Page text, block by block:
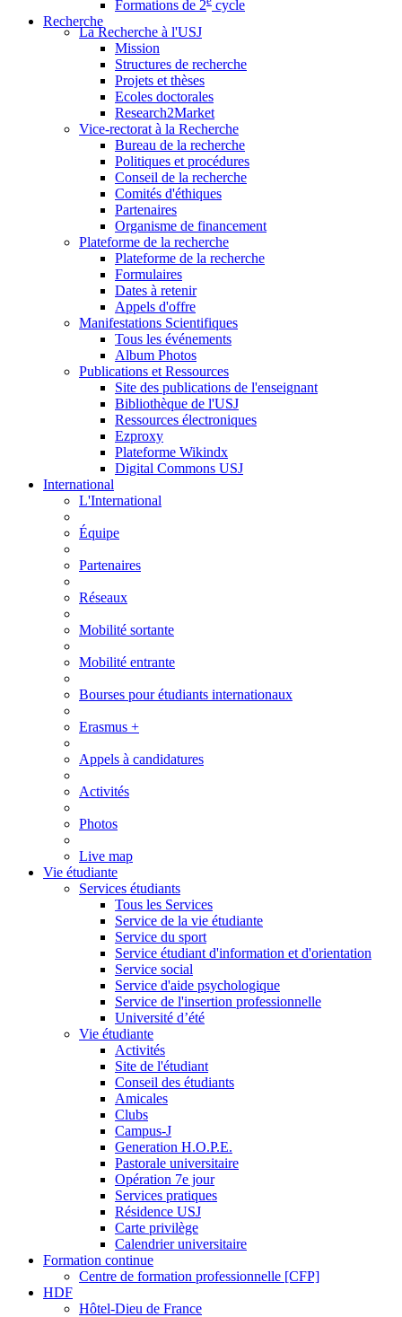
Formations de 2
cycle
Recherche
La Recherche à l'USJ
Mission
Structures de recherche
Projets et thèses
Ecoles doctorales
Research2Market
Vice-rectorat à la Recherche
Bureau de la recherche
Politiques et procédures
Conseil de la recherche
Comités d'éthiques
Partenaires
Organisme de financement
Plateforme de la recherche
Plateforme de la recherche
Formulaires
Dates à retenir
Appels d'offre
Manifestations Scientifiques
Tous les événements
Album Photos
Publications et Ressources
Site des publications de l'enseignant
Bibliothèque de l'USJ
Ressources électroniques
Ezproxy
Plateforme Wikindx
Digital Commons USJ
International
L'International
Équipe
Partenaires
Réseaux
Mobilité sortante
Mobilité entrante
Bourses pour étudiants internationaux
Erasmus +
Appels à candidatures
Activités
Photos
Live map
Vie étudiante
Services étudiants
Tous les Services
Service de la vie étudiante
Service du sport
Service étudiant d'information et d'orientation
Service social
Service d'aide psychologique
Service de l'insertion professionnelle
Université d’été
Vie étudiante
Activités
Site de l'étudiant
Conseil des étudiants
Amicales
Clubs
Campus-J
Generation H.O.P.E.
Pastorale universitaire
Opération 7e jour
Services pratiques
Résidence USJ
Carte privilège
Calendrier universitaire
Formation continue
Centre de formation professionnelle [CFP]
HDF
Hôtel-Dieu de France